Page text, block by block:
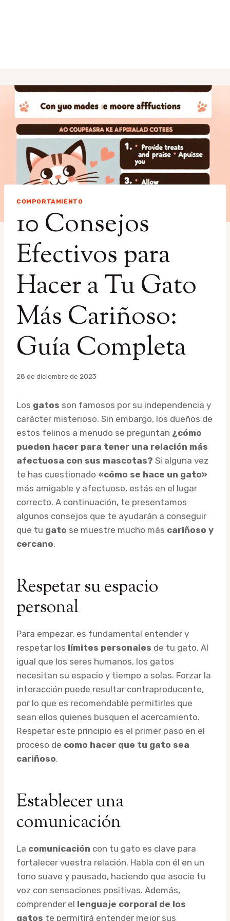
COMPORTAMIENTO
10 Consejos
Efectivos para
Hacer a Tu Gato
Más Cariñoso:
Guía Completa
Por
28 de diciembre de 2023
Los gatos son famosos por su independencia y
carácter misterioso. Sin embargo, los dueños de
estos felinos a menudo se preguntan ¿cómo
pueden hacer para tener una relación más
afectuosa con sus mascotas? Si alguna vez
te has cuestionado «cómo se hace un gato»
más amigable y afectuoso, estás en el lugar
correcto. A continuación, te presentamos
algunos consejos que te ayudarán a conseguir
que tu gato se muestre mucho más cariñoso y
cercano.
Respetar su espacio
personal
Para empezar, es fundamental entender y
respetar los límites personales de tu gato. Al
igual que los seres humanos, los gatos
necesitan su espacio y tiempo a solas. Forzar la
interacción puede resultar contraproducente,
por lo que es recomendable permitirles que
sean ellos quienes busquen el acercamiento.
Respetar este principio es el primer paso en el
proceso de como hacer que tu gato sea
cariñoso.
Establecer una
comunicación
La comunicación con tu gato es clave para
fortalecer vuestra relación. Habla con él en un
tono suave y pausado, haciendo que asocie tu
voz con sensaciones positivas. Además,
comprender el lenguaje corporal de los
gatos te permitirá entender mejor sus